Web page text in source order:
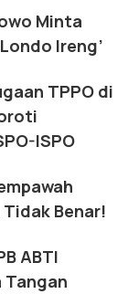
Minta
Ireng’
TPPO di
ISPO
Benar!
ABTI
Tangan